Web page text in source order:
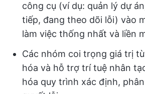
công cụ (ví dụ: quản lý dự
tiếp, đang theo dõi lỗi) vào
làm việc thống nhất và liền
Các nhóm coi trọng giá trị
hóa và hỗ trợ trí tuệ nhân
hóa quy trình xác định,